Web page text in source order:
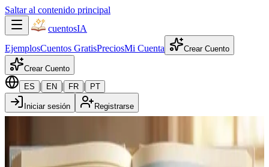
Saltar al contenido principal
cuentosIA
EjemplosCuentos GratisPreciosMi Cuenta Crear Cuento
Crear Cuento
ES
| EN | FR | PT
Iniciar sesión Registrarse
Érase una vez…